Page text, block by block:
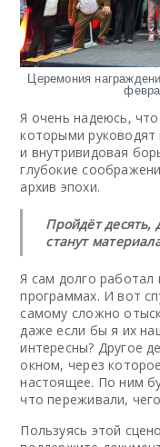
Церемония
Я очень надеюсь,
которыми
и внутривидовая
глубокие
архив эпохи.
Пройдёт
станут
Я сам долго работал
программах. И вот
самому сложно
даже если бы я их
интересны? Другое
окном, через
настоящее. По ним
что переживали,
Пользуясь этой